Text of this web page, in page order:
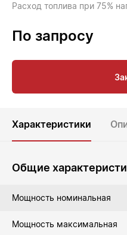
Расход топлива при 75%
По запросу
Характеристики
Общие
Мощность номинальная
Мощность максимальная